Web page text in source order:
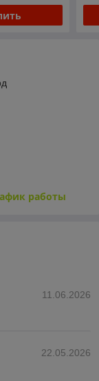
работы
11.06.2026
22.05.2026